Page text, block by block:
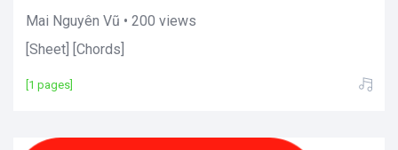
Mai Nguyên Vũ • 200 views
[Sheet] [Chords]
[1 pages]